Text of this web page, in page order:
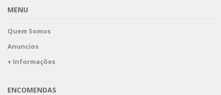
MENU
Quem Somos
Anuncios
+ Informações
ENCOMENDAS